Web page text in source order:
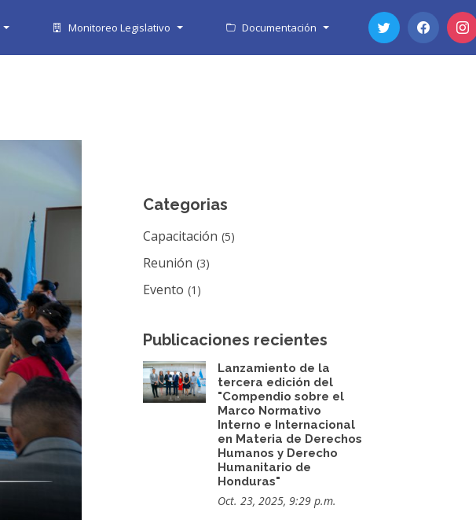
Monitoreo Legislativo Documentación
Categorias
Capacitación (5)
Reunión (3)
Evento (1)
Publicaciones recientes
Lanzamiento de la
tercera edición del
"Compendio sobre el
Marco Normativo
Interno e Internacional
en Materia de Derechos
Humanos y Derecho
Humanitario de
Honduras"
Oct. 23, 2025, 9:29 p.m.